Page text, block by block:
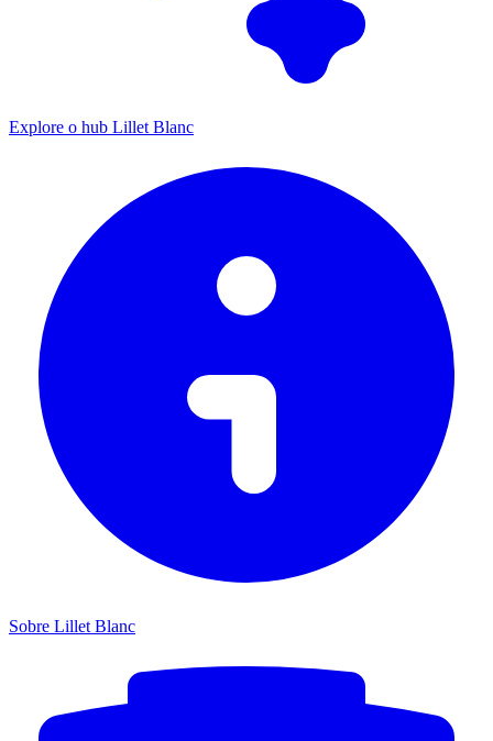
Explore o hub Lillet Blanc
Sobre Lillet Blanc